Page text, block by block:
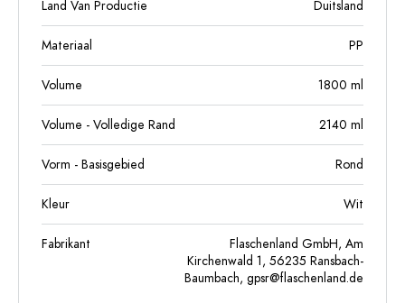
Land Van Productie Duitsland
Materiaal PP
Volume 1800 ml
Volume - Volledige Rand 2140 ml
Vorm - Basisgebied Rond
Kleur Wit
Fabrikant
Flaschenland GmbH, Am
Kirchenwald 1, 56235 Ransbach-
Baumbach, gpsr@flaschenland.de